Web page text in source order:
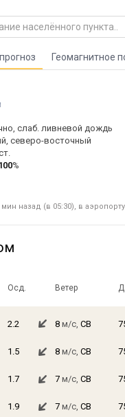
Геомагнитное
слаб. ливневой дождь
северо-восточный
%
назад (в 05:30), в
Осд. Ветер
2.2 8 м/с, СВ
1.5 8 м/с, СВ
1.7 7 м/с, СВ
1.9 7 м/с, СВ